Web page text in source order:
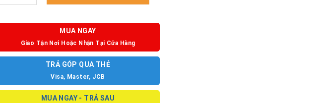
MUA NGAY
Giao Tận Nơi Hoặc Nhận Tại Cửa Hàng
TRẢ GÓP QUA THẺ
Visa, Master, JCB
MUA NGAY - TRẢ SAU